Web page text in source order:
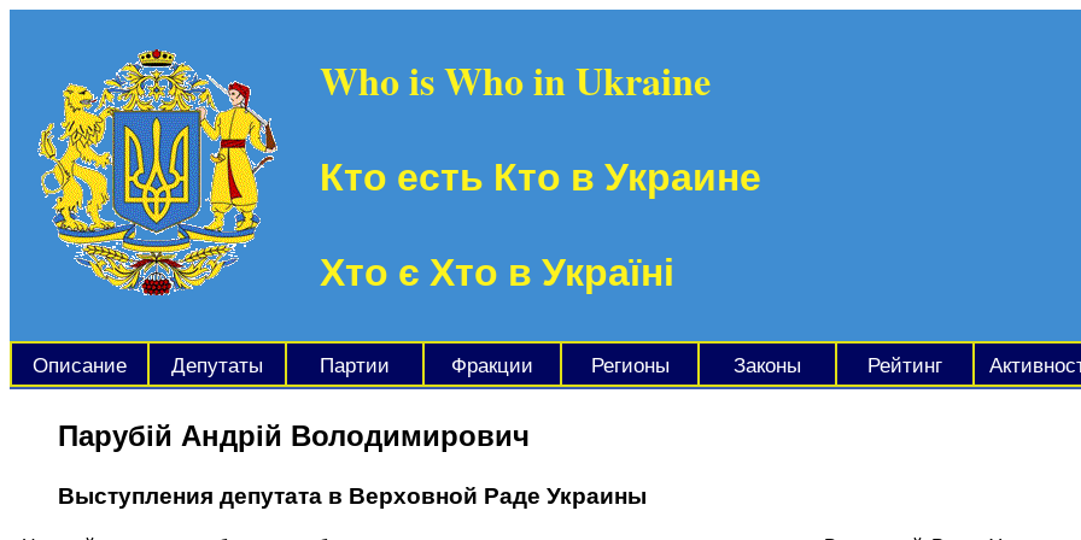
Who is Who in Ukraine
Кто есть Кто в Украине
Хто є Хто в Україні
Описание Депутаты Партии Фракции Регионы Законы Рейтинг
Парубій Андрій Володимирович
Выступления депутата в Верховной Раде Украины